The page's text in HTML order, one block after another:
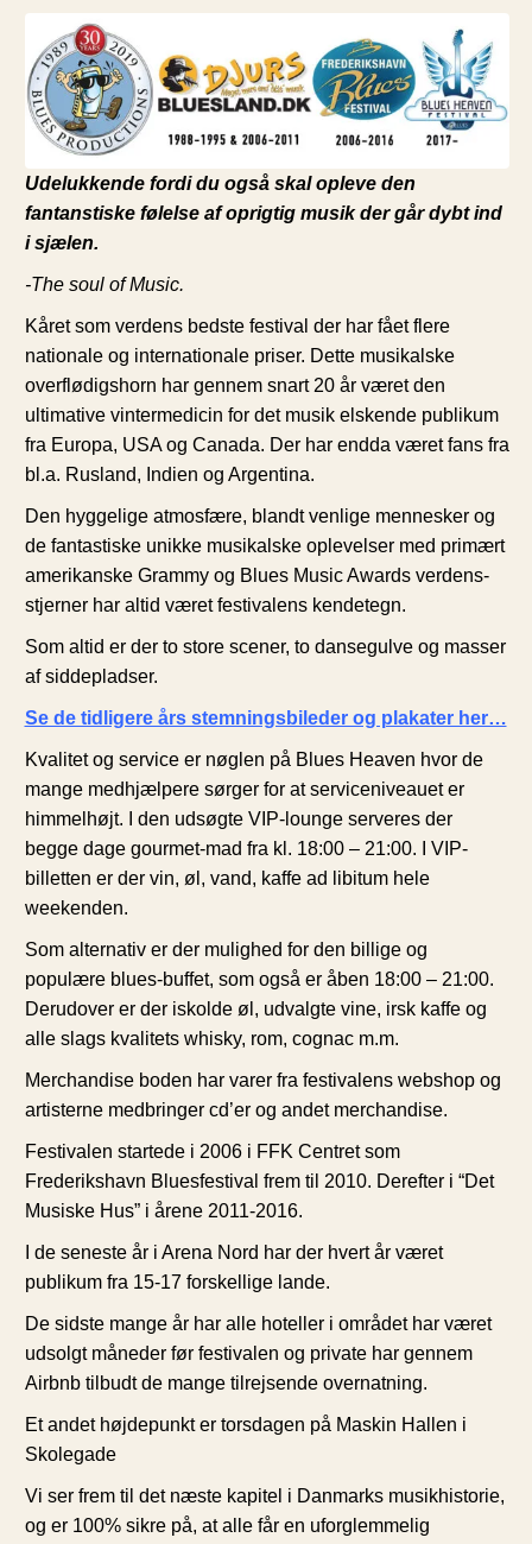
Udelukkende fordi du også skal opleve den
fantanstiske følelse af oprigtig musik der går dybt ind
i sjælen.
-The soul of Music.
Kåret som verdens bedste festival der har fået flere
nationale og internationale priser. Dette musikalske
overflødigshorn har gennem snart 20 år været den
ultimative vintermedicin for det musik elskende publikum
fra Europa, USA og Canada. Der har endda været fans fra
bl.a. Rusland, Indien og Argentina.
Den hyggelige atmosfære, blandt venlige mennesker og
de fantastiske unikke musikalske oplevelser med primært
amerikanske Grammy og Blues Music Awards verdens-
stjerner har altid været festivalens kendetegn.
Som altid er der to store scener, to dansegulve og masser
af siddepladser.
Se de tidligere års stemningsbileder og plakater her…
Kvalitet og service er nøglen på Blues Heaven hvor de
mange medhjælpere sørger for at serviceniveauet er
himmelhøjt. I den udsøgte VIP-lounge serveres der
begge dage gourmet-mad fra kl. 18:00 – 21:00. I VIP-
billetten er der vin, øl, vand, kaffe ad libitum hele
weekenden.
Som alternativ er der mulighed for den billige og
populære blues-buffet, som også er åben 18:00 – 21:00.
Derudover er der iskolde øl, udvalgte vine, irsk kaffe og
alle slags kvalitets whisky, rom, cognac m.m.
Merchandise boden har varer fra festivalens webshop og
artisterne medbringer cd’er og andet merchandise.
Festivalen startede i 2006 i FFK Centret som
Frederikshavn Bluesfestival frem til 2010. Derefter i “Det
Musiske Hus” i årene 2011-2016.
I de seneste år i Arena Nord har der hvert år været
publikum fra 15-17 forskellige lande.
De sidste mange år har alle hoteller i området har været
udsolgt måneder før festivalen og private har gennem
Airbnb tilbudt de mange tilrejsende overnatning.
Et andet højdepunkt er torsdagen på Maskin Hallen i
Skolegade
Vi ser frem til det næste kapitel i Danmarks musikhistorie,
og er 100% sikre på, at alle får en uforglemmelig